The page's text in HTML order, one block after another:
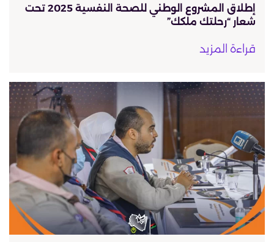
إطلاق المشروع الوطني للصحة النفسية 2025 تحت
شعار “رحلتك ملكك”
قراءة المزيد